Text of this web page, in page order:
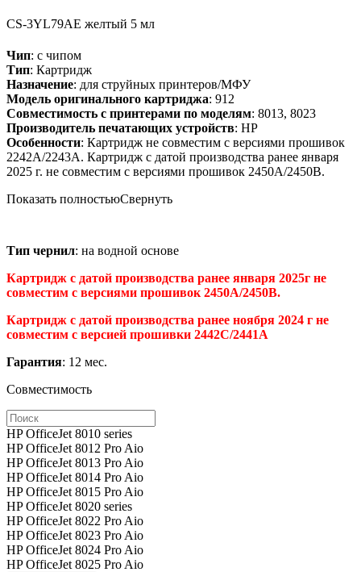
CS-3YL79AE желтый 5 мл
Чип: с чипом
Тип: Картридж
Назначение: для струйных принтеров/МФУ
Модель оригинального картриджа: 912
Совместимость с принтерами по моделям: 8013, 8023
Производитель печатающих устройств: HP
Особенности: Картридж не совместим с версиями прошивок
2242A/2243A. Картридж с датой производства ранее января
2025 г. не совместим с версиями прошивок 2450A/2450B.
Показать полностьюСвернуть
Тип чернил: на водной основе
Картридж с датой производства ранее января 2025г не
совместим с версиями прошивок 2450A/2450B.
Картридж с датой производства ранее ноября 2024 г не
совместим с версией прошивки 2442C/2441A
Гарантия: 12 мес.
Совместимость
HP OfficeJet 8010 series
HP OfficeJet 8012 Pro Aio
HP OfficeJet 8013 Pro Aio
HP OfficeJet 8014 Pro Aio
HP OfficeJet 8015 Pro Aio
HP OfficeJet 8020 series
HP OfficeJet 8022 Pro Aio
HP OfficeJet 8023 Pro Aio
HP OfficeJet 8024 Pro Aio
HP OfficeJet 8025 Pro Aio